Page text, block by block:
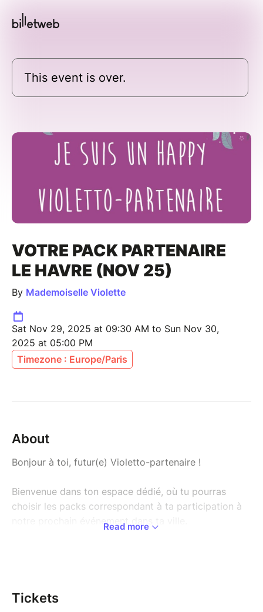
This event is over.
VOTRE PACK PARTENAIRE
LE HAVRE (NOV 25)
By Mademoiselle Violette
Sat Nov 29, 2025 at 09:30 AM to Sun Nov 30,
2025 at 05:00 PM
Timezone : Europe/Paris
About
Bonjour à toi, futur(e) Violetto-partenaire !
Bienvenue dans ton espace dédié, où tu pourras
choisir les packs correspondant à ta participation à
notre prochain événement dans ta ville.
Ton nom dans le programme de l'évènement
Read more
Tickets